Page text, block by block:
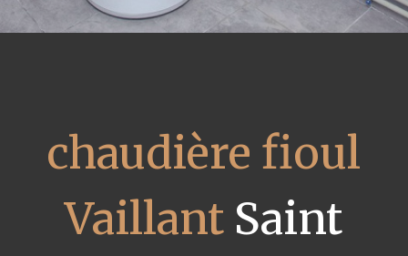
chaudière fioul
Vaillant Saint